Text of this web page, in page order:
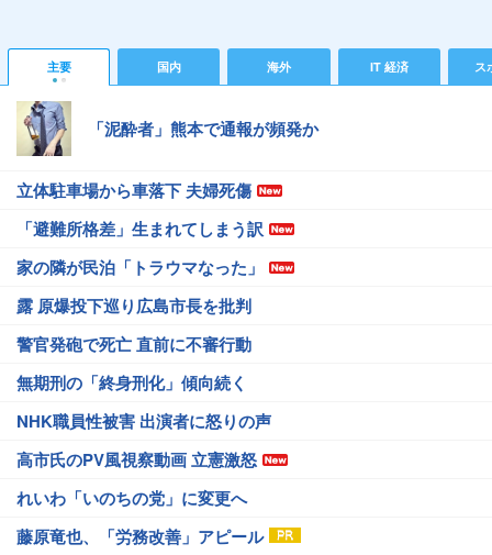
主要 国内 海外 IT 経済 ス
「泥酔者」熊本で通報が頻発か
立体駐車場から車落下 夫婦死傷
「避難所格差」生まれてしまう訳
家の隣が民泊「トラウマなった」
露 原爆投下巡り広島市長を批判
警官発砲で死亡 直前に不審行動
無期刑の「終身刑化」傾向続く
NHK職員性被害 出演者に怒りの声
高市氏のPV風視察動画 立憲激怒
れいわ「いのちの党」に変更へ
藤原竜也、「労務改善」アピール